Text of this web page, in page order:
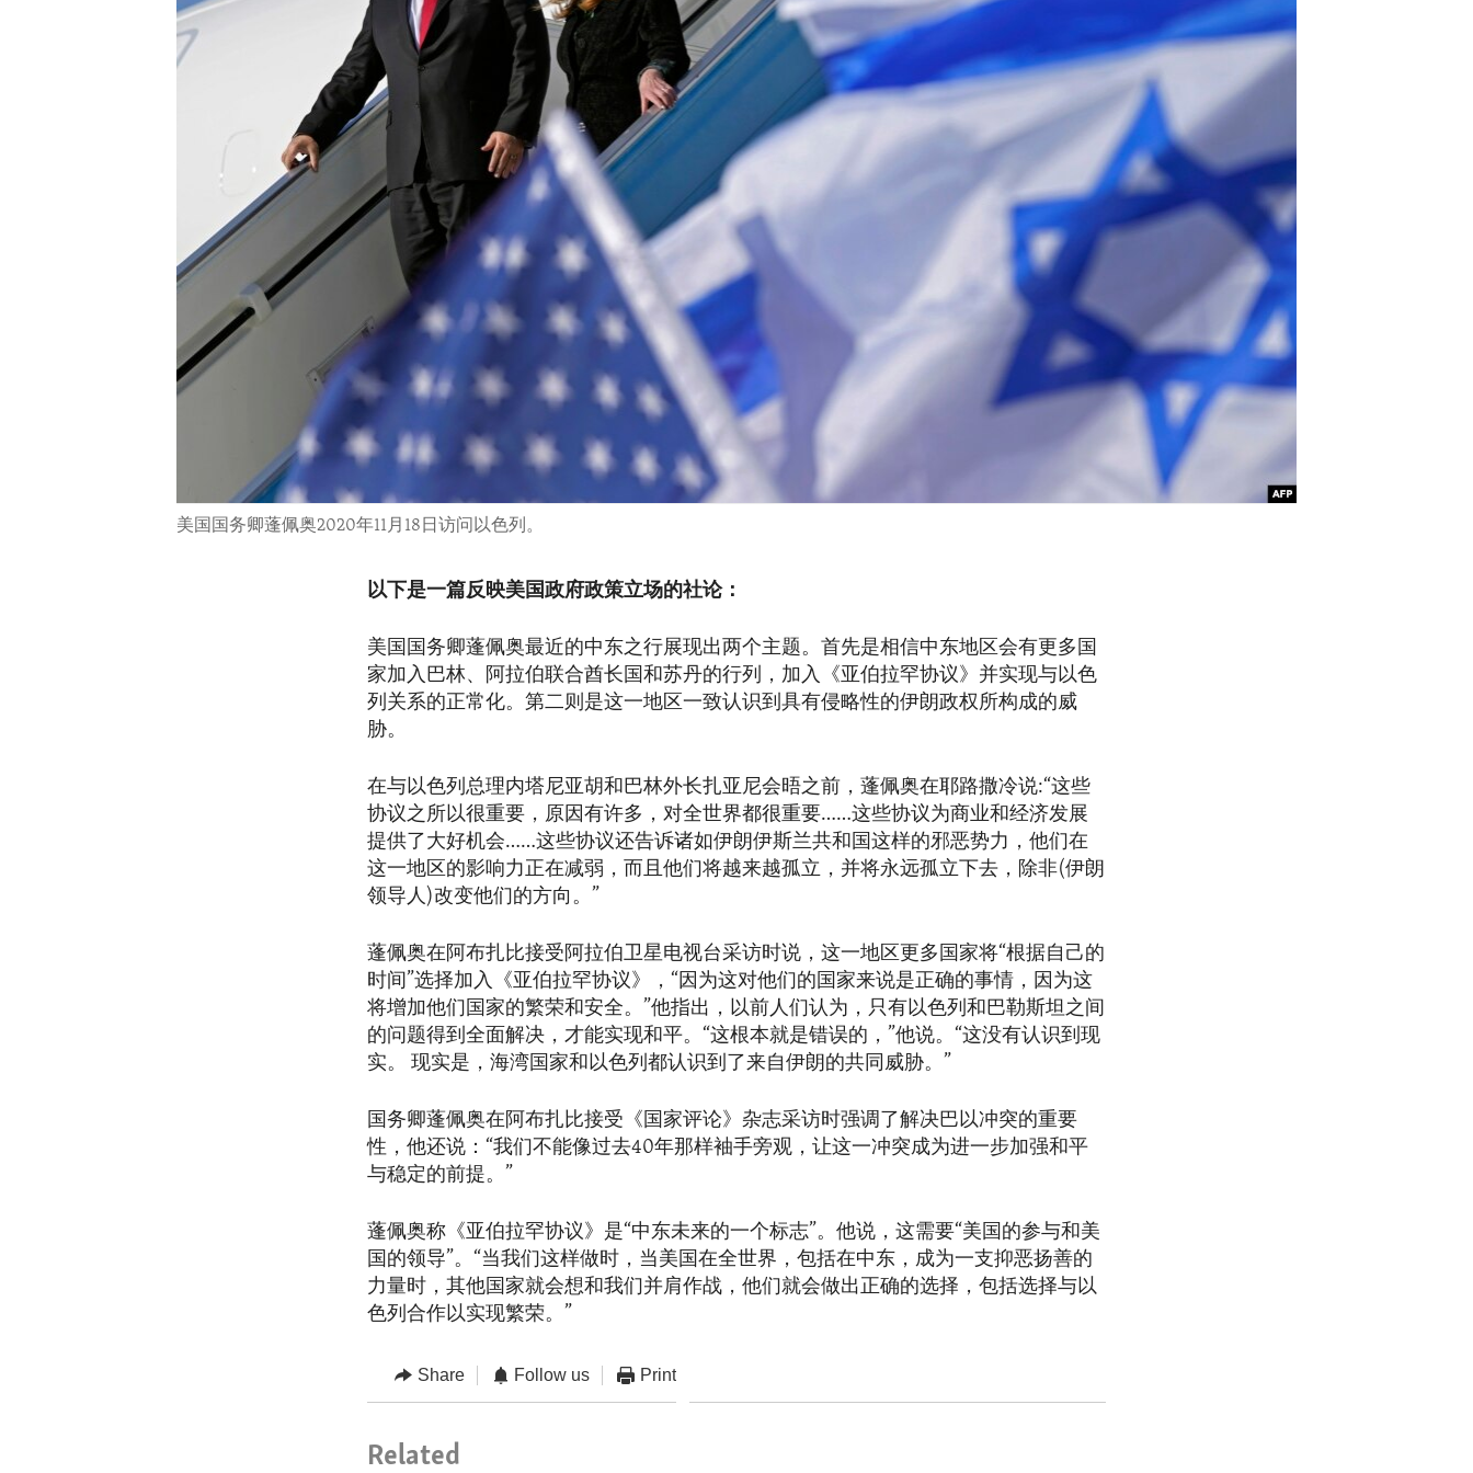
IDEALS AND INSTITUTIONS
美国国务卿蓬佩奥2020年11月18日访问以色列。
以下是一篇反映美国政府政策立场的社论：
美国国务卿蓬佩奥最近的中东之行展现出两个主题。首先是相信中东地区会有更多国
家加入巴林、阿拉伯联合酋长国和苏丹的行列，加入《亚伯拉罕协议》并实现与以色
列关系的正常化。第二则是这一地区一致认识到具有侵略性的伊朗政权所构成的威
胁。
在与以色列总理内塔尼亚胡和巴林外长扎亚尼会晤之前，蓬佩奥在耶路撒冷说:“这些
协议之所以很重要，原因有许多，对全世界都很重要……这些协议为商业和经济发展
提供了大好机会……这些协议还告诉诸如伊朗伊斯兰共和国这样的邪恶势力，他们在
这一地区的影响力正在减弱，而且他们将越来越孤立，并将永远孤立下去，除非(伊朗
领导人)改变他们的方向。”
蓬佩奥在阿布扎比接受阿拉伯卫星电视台采访时说，这一地区更多国家将“根据自己的
时间”选择加入《亚伯拉罕协议》，“因为这对他们的国家来说是正确的事情，因为这
将增加他们国家的繁荣和安全。”他指出，以前人们认为，只有以色列和巴勒斯坦之间
的问题得到全面解决，才能实现和平。“这根本就是错误的，”他说。“这没有认识到现
实。 现实是，海湾国家和以色列都认识到了来自伊朗的共同威胁。”
国务卿蓬佩奥在阿布扎比接受《国家评论》杂志采访时强调了解决巴以冲突的重要
性，他还说：“我们不能像过去40年那样袖手旁观，让这一冲突成为进一步加强和平
与稳定的前提。”
蓬佩奥称《亚伯拉罕协议》是“中东未来的一个标志”。他说，这需要“美国的参与和美
国的领导”。“当我们这样做时，当美国在全世界，包括在中东，成为一支抑恶扬善的
力量时，其他国家就会想和我们并肩作战，他们就会做出正确的选择，包括选择与以
色列合作以实现繁荣。”
Share Follow us Print
Related